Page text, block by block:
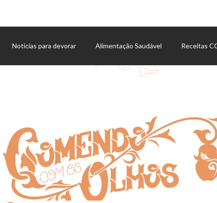
Notícias para devorar Alimentação Saudável Receitas